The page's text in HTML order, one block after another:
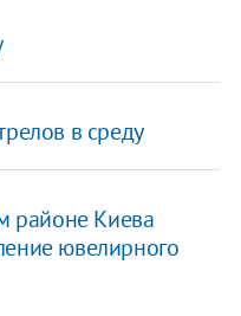
в среду
районе Киева
ювелирного